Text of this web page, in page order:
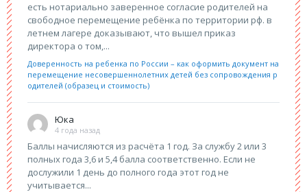
есть нотариально заверенное согласие родителей на
свободное перемещение ребёнка по территории рф. в
летнем лагере доказывают, что вышел приказ
директора о том,...
Доверенность на ребенка по России – как оформить документ на
перемещение несовершеннолетних детей без сопровождения р
одителей (образец и стоимость)
Юка
4 года назад
Баллы начисляются из расчёта 1 год. За службу 2 или 3
полных года 3,6 и 5,4 балла соответственно. Если не
дослужили 1 день до полного года этот год не
учитывается...